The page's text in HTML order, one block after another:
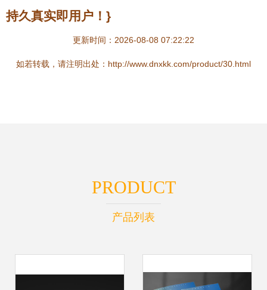
持久真实即用户！}
更新时间：2026-08-08 07:22:22
如若转载，请注明出处：http://www.dnxkk.com/product/30.html
PRODUCT
产品列表